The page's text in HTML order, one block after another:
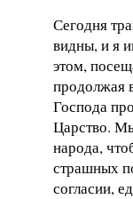
Сегодня
видны, и я
этом,
продолжая
Господа
Царство.
народа,
страшных
согласии,